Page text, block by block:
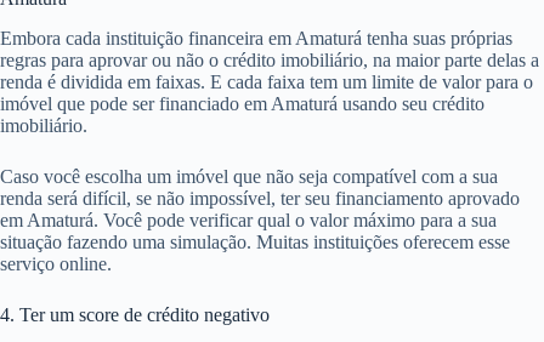
Embora cada instituição financeira em Amaturá tenha suas próprias
regras para aprovar ou não o crédito imobiliário, na maior parte delas a
renda é dividida em faixas. E cada faixa tem um limite de valor para o
imóvel que pode ser financiado em Amaturá usando seu crédito
imobiliário.
Caso você escolha um imóvel que não seja compatível com a sua
renda será difícil, se não impossível, ter seu financiamento aprovado
em Amaturá. Você pode verificar qual o valor máximo para a sua
situação fazendo uma simulação. Muitas instituições oferecem esse
serviço online.
4. Ter um score de crédito negativo